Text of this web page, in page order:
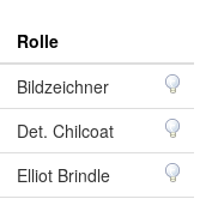
Rolle
Bildzeichner
Det. Chilcoat
Elliot Brindle